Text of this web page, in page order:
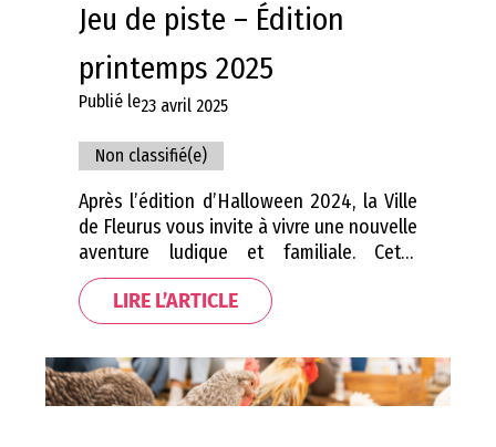
Jeu de piste – Édition
printemps 2025
Publié le23 avril 2025
Non classifié(e)
Après l’édition d’Halloween 2024, la Ville
de Fleurus vous invite à vivre une nouvelle
aventure ludique et familiale. Cette
activité gratuite et ouverte à tous vous
propose une balade printanière à travers
Fleurus et ses environs, à la découverte
de la nature et de ses mystères. Une
aventure interactive au coeur de la nature
Munis…
LIRE L’ARTICLE